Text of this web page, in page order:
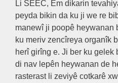
Li SEEC, Em dikarin
peyda bikin da ku ji we re
manewî ji poopê heywanan
ku meriv zencîreya organîk
herî girîng e. Ji ber ku gelek
di nav lepên heywanan de
rasterast li zeviyê cotkarê